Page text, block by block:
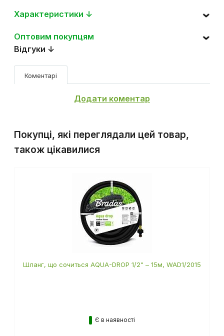
Характеристики ↓
Оптовим покупцям
Відгуки ↓
Коментарі
Додати коментар
Покупці, які переглядали цей товар,
також цікавилися
Шланг, що сочиться AQUA-DROP 1/2" – 15м, WAD1/2015
Є в наявності